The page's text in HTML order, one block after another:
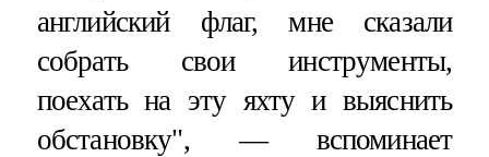
английский флаг, мне сказали
собрать свои инструменты,
поехать на эту яхту и выяснить
обстановку", — вспоминает